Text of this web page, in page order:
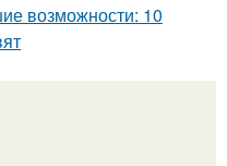
возможности: 10